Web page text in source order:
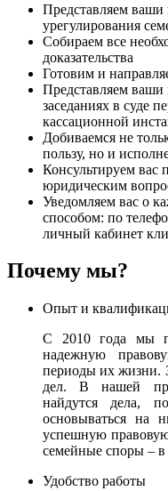
Представляем ваши
урегулирования
Собираем все
доказательства
Готовим и
Представляем ваши
заседаниях в суде
кассационной
Добиваемся не
пользу, но и
Консультируем вас
юридическим
Уведомляем вас о
способом: по
личный кабинет
Почему мы?
Опыт и
С 2010 года мы
надежную
периоды их жизни.
дел. В нашей
найдутся дела,
основываться на
успешную
семейные споры – в
Удобство работы